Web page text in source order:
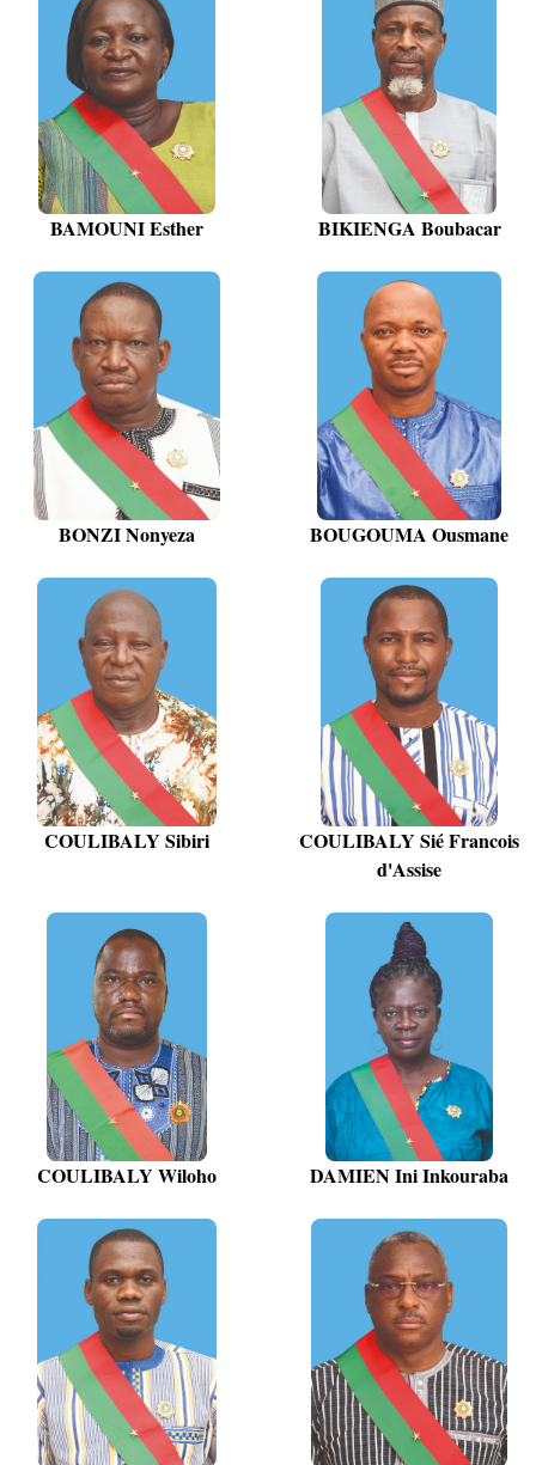
BAMOUNI Esther BIKIENGA Boubacar
BONZI Nonyeza BOUGOUMA Ousmane
COULIBALY Sibiri
COULIBALY Sié Francois
d'Assise
COULIBALY Wiloho DAMIEN Ini Inkouraba